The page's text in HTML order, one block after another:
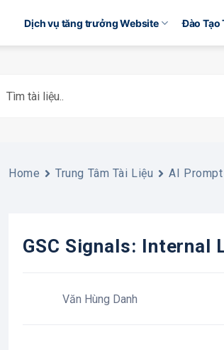
Dịch vụ tăng trưởng Website Đào Tạo
Home Trung Tâm Tài Liệu AI
GSC Signals:
Văn Hùng Danh